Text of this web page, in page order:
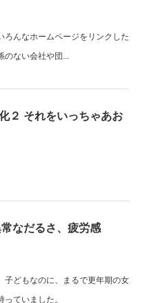
ろんなホームページをリンクした
のない会社や団...
２ それをいっちゃあお
なだるさ、疲労感
どもなのに、まるで更年期の女
ていました。